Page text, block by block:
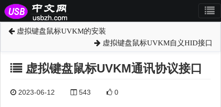
虚拟键盘鼠标UVKM的安装
虚拟键盘鼠标UVKM自义HID接口
虚拟键盘鼠标UVKM通讯协议接口
2023-06-12 543 0